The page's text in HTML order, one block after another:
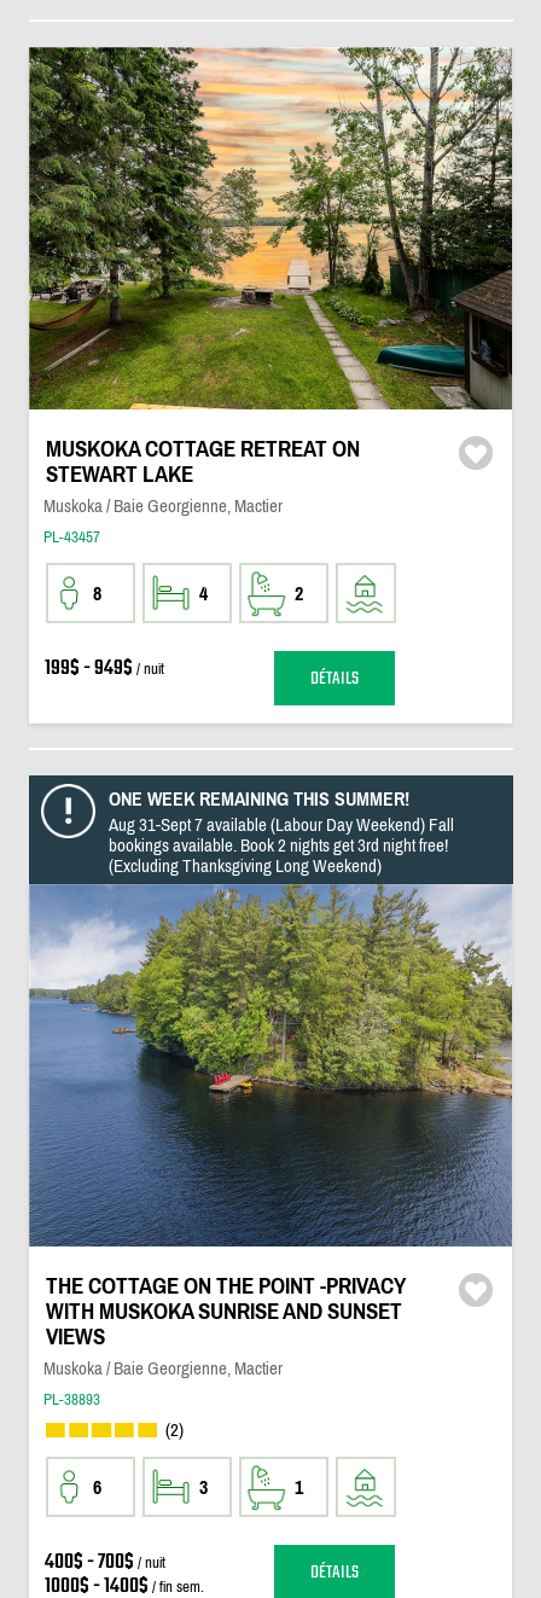
MUSKOKA COTTAGE RETREAT ON
STEWART LAKE
Muskoka / Baie Georgienne, Mactier
PL-43457
8 4 2
199$ - 949$ / nuit DÉTAILS
ONE WEEK REMAINING THIS SUMMER!
Aug 31-Sept 7 available (Labour Day Weekend) Fall
bookings available. Book 2 nights get 3rd night free!
(Excluding Thanksgiving Long Weekend)
THE COTTAGE ON THE POINT -PRIVACY
WITH MUSKOKA SUNRISE AND SUNSET
VIEWS
Muskoka / Baie Georgienne, Mactier
PL-38893
(2)
6 3 1
400$ - 700$ / nuit
1000$ - 1400$ / fin sem. DÉTAILS